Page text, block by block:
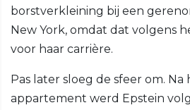
borstverkleining bij een
New York, omdat dat volgens
voor haar carrière.
Pas later sloeg de sfeer om.
appartement werd Epstein